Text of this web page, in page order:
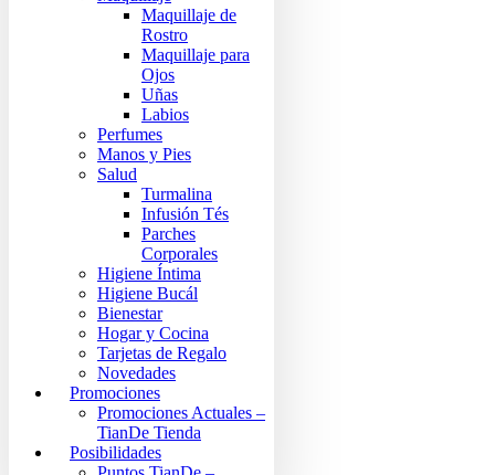
Maquillaje de
Rostro
Maquillaje para
Ojos
Uñas
Labios
Perfumes
Manos y Pies
Salud
Turmalina
Infusión Tés
Parches
Corporales
Higiene Íntima
Higiene Bucál
Bienestar
Hogar y Cocina
Tarjetas de Regalo
Novedades
Promociones
Promociones Actuales –
TianDe Tienda
Posibilidades